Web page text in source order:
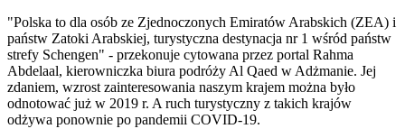
"Polska to dla osób ze Zjednoczonych Emiratów Arabskich (ZEA) i
państw Zatoki Arabskiej, turystyczna destynacja nr 1 wśród państw
strefy Schengen" - przekonuje cytowana przez portal Rahma
Abdelaal, kierowniczka biura podróży Al Qaed w Adżmanie. Jej
zdaniem, wzrost zainteresowania naszym krajem można było
odnotować już w 2019 r. A ruch turystyczny z takich krajów
odżywa ponownie po pandemii COVID-19.